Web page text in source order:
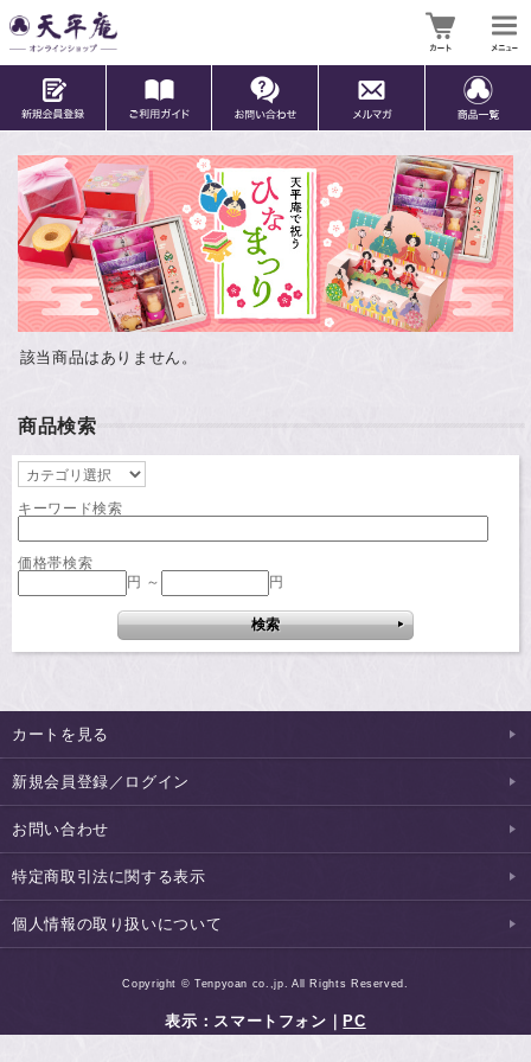
該当商品はありません。
商品検索
キーワード検索
価格帯検索
円 ～
円
カートを見る
新規会員登録／ログイン
お問い合わせ
特定商取引法に関する表示
個人情報の取り扱いについて
Copyright © Tenpyoan co.,jp. All Rights Reserved.
表示：スマートフォン｜ PC